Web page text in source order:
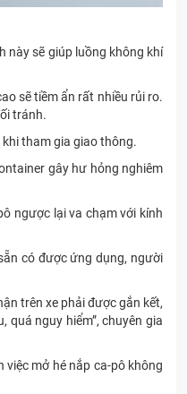
này sẽ giúp luồng không khí
sẽ tiềm ẩn rất nhiều rủi ro.
tránh.
tham gia giao thông.
gây hư hỏng nghiêm
ngược lại va chạm với kính
có được ứng dụng, người
trên xe phải được gắn kết,
nguy hiểm”, chuyên gia
mở hé nắp ca-pô không